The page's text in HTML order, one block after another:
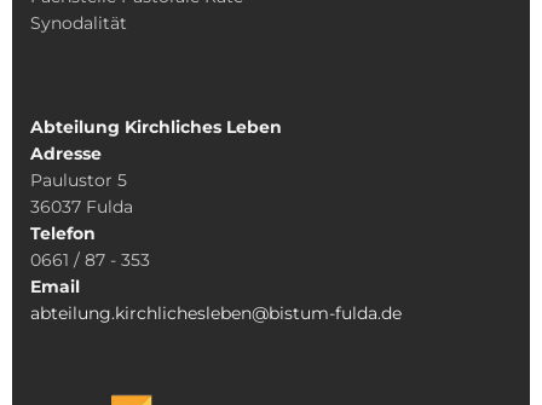
Synodalität
Abteilung Kirchliches Leben
Adresse
Paulustor 5
36037 Fulda
Telefon
0661 / 87 - 353
Email
abteilung.kirchlichesleben@bistum-fulda.de